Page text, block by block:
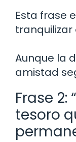
Esta frase
tranquilizar
Aunque la
amistad
Frase 2:
tesoro